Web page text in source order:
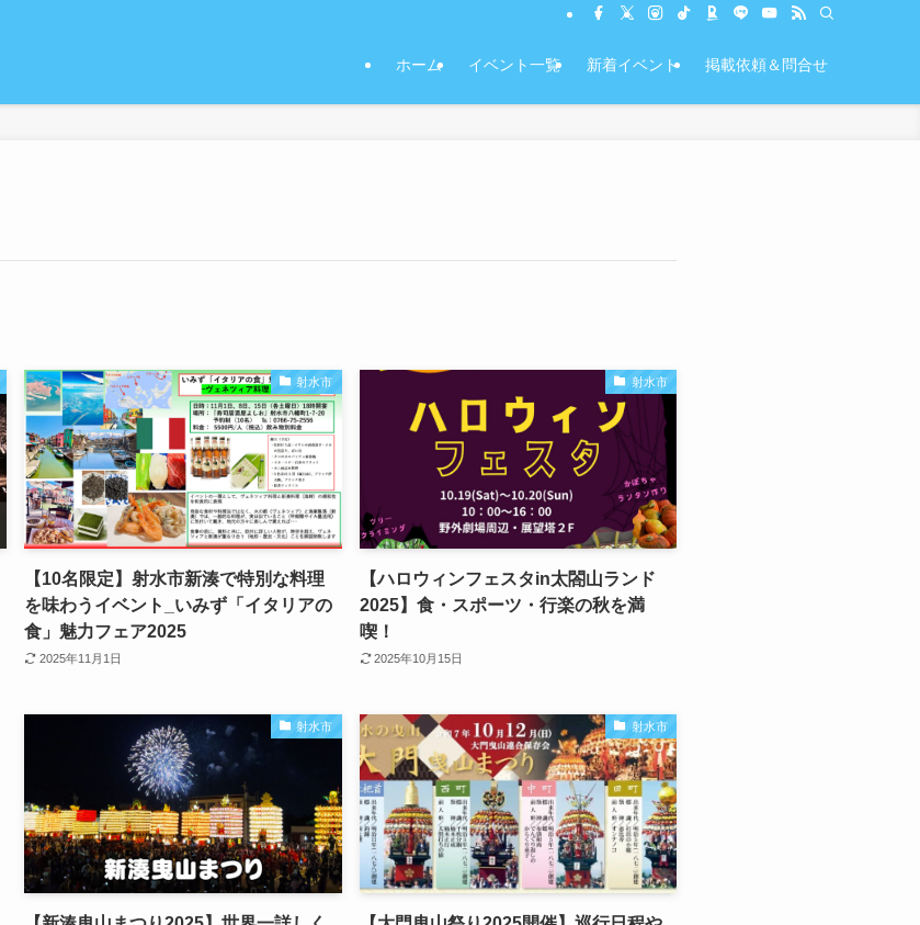
ホーム イベント一覧 新着イベント 掲載依頼＆問合せ
射水市
【10名限定】射水市新湊で特別な料理
を味わうイベント_いみず「イタリアの
食」魅力フェア2025
2025年11月1日
射水市
【ハロウィンフェスタin太閤山ランド
2025】食・スポーツ・行楽の秋を満
喫！
2025年10月15日
射水市 射水市